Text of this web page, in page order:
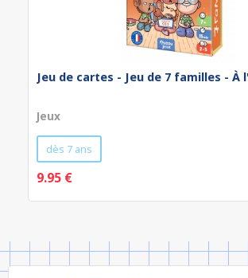
Jeu de cartes - Jeu de 7 familles - À
Jeux
dès 7 ans
9.95 €